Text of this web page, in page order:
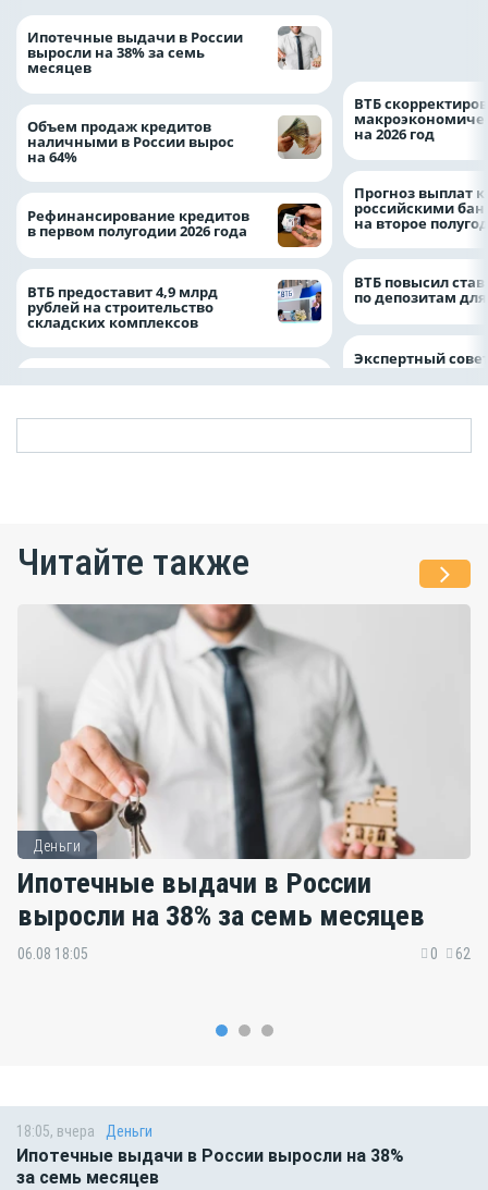
Ипотечные выдачи в России
выросли на 38% за семь
месяцев
Объем продаж кредитов
наличными в России вырос
на 64%
Рефинансирование кредитов
в первом полугодии 2026 года
ВТБ предоставит 4,9 млрд
рублей на строительство
складских комплексов
ВТБ
на 2026 год
Прогноз выплат
российскими
на второе
ВТБ повысил
по депозитам
Экспертный
Читайте также
Деньги
Ипотечные выдачи в России
выросли на 38% за семь месяцев
06.08 18:05 0 62
18:05, вчера Деньги
Ипотечные выдачи в России выросли на 38%
за семь месяцев